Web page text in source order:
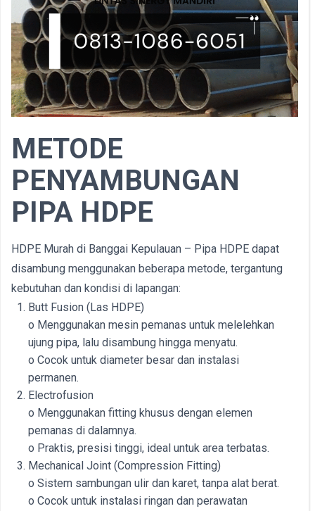
METODE
PENYAMBUNGAN
PIPA HDPE
HDPE Murah di Banggai Kepulauan – Pipa HDPE dapat
disambung menggunakan beberapa metode, tergantung
kebutuhan dan kondisi di lapangan:
Butt Fusion (Las HDPE)
o Menggunakan mesin pemanas untuk melelehkan
ujung pipa, lalu disambung hingga menyatu.
o Cocok untuk diameter besar dan instalasi
permanen.
Electrofusion
o Menggunakan fitting khusus dengan elemen
pemanas di dalamnya.
o Praktis, presisi tinggi, ideal untuk area terbatas.
Mechanical Joint (Compression Fitting)
o Sistem sambungan ulir dan karet, tanpa alat berat.
o Cocok untuk instalasi ringan dan perawatan